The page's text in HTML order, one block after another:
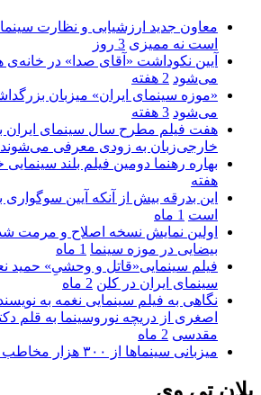
معاون جدید ارزشیابی و نظارت
است نه ممیزی 3 روز
آیین نکوداشت «آقای صدا» در خانه‌ی
می‌شود 2 هفته
«موزه سینمای ایران» میزبان
می‌شود 3 هفته
هفت فیلم مطرح سال سینمای ایران
خارجی‌زبان به زودی معرفی می‌شوند
بهاره رهنما دومین فیلم بلند
هفته
این بدرقه بیش از آنکه آیین
است 1 ماه
اولین نمایش نسخه اصلاح و مرمت
بیضایی در موزه سینما 1 ماه
فیلم سینمایی«قاتل و وحشیِ» حمید
سینمای ایران در کلن 2 ماه
نگاهی به فیلم سینمایی نغمه به
اصغری از دریچه نوروسینما به قلم
مقدسی 2 ماه
میزبانی سینماها از ۳۰۰ هزار مخاطب در هفته گذشته
پلان تی وی